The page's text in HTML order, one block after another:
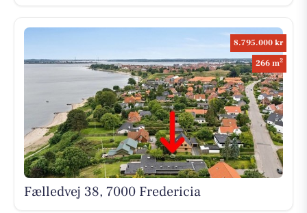
8.795.000 kr
266 m2
Fælledvej 38, 7000 Fredericia